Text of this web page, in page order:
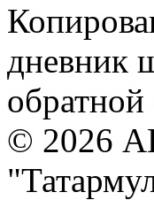
дневник
© 2026